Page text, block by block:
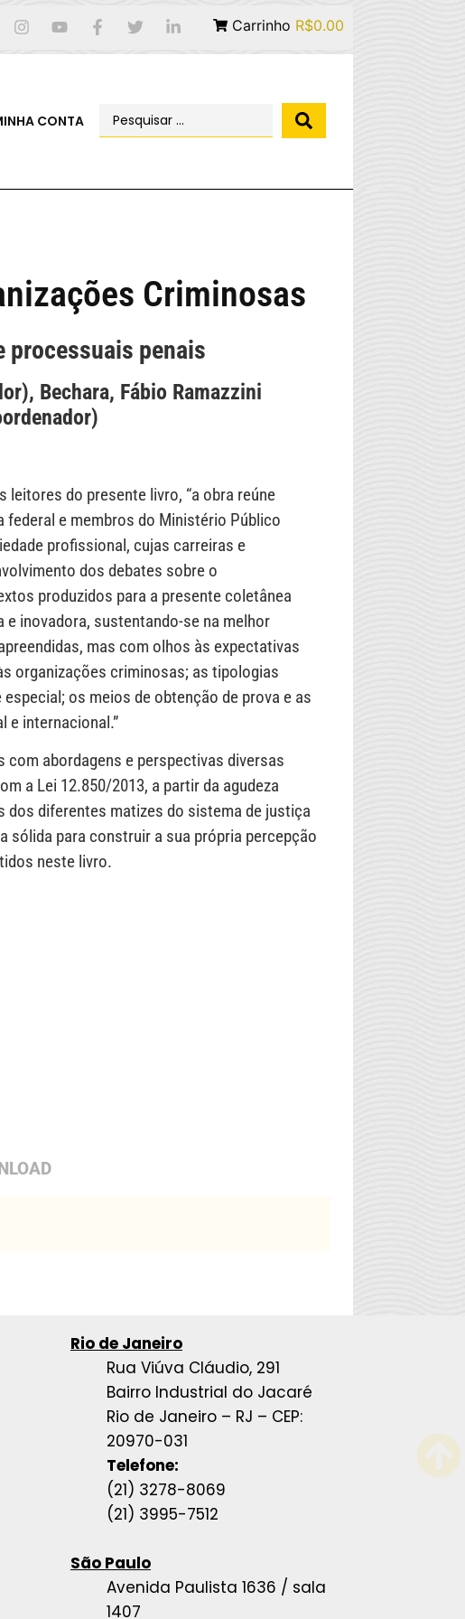
Carrinho R$0.00
CONTA
Criminosas
penais
Bechara, Fábio Ramazzini
do presente livro, “a obra reúne
federal e membros do Ministério Público
profissional, cujas carreiras e
dos debates sobre o
produzidos para a presente coletânea
inovadora, sustentando-se na melhor
mas com olhos às expectativas
organizações criminosas; as tipologias
os meios de obtenção de prova e as
e internacional.”
abordagens e perspectivas diversas
a Lei 12.850/2013, a partir da agudeza
diferentes matizes do sistema de justiça
sólida para construir a sua própria percepção
neste livro.
Rio de Janeiro
Rua Viúva Cláudio, 291
Bairro Industrial do Jacaré
Rio de Janeiro – RJ – CEP:
20970-031
Telefone:
(21) 3278-8069
(21) 3995-7512
São Paulo
Avenida Paulista 1636 / sala
1407